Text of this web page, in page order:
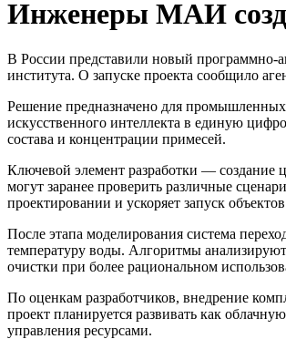
Инженеры МАИ
В России представили новый программно-
института. О запуске проекта сообщило
Решение предназначено для промышленных
искусственного интеллекта в единую
состава и концентрации примесей.
Ключевой элемент разработки — создание
могут заранее проверить различные
проектировании и ускоряет запуск
После этапа моделирования система
температуру воды. Алгоритмы анализируют
очистки при более рациональном
По оценкам разработчиков, внедрение
проект планируется развивать как
управления ресурсами.